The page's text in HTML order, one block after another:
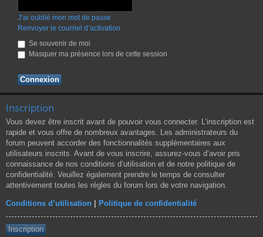
J’ai oublié mon mot de passe
Renvoyer le courriel d’activation
Se souvenir de moi
Masquer ma présence lors de cette session
Inscription
Vous devez être inscrit avant de pouvoir vous connecter. L’inscription est
rapide et vous offre de nombreux avantages. Les administrateurs du
forum peuvent accorder des fonctionnalités supplémentaires aux
utilisateurs inscrits. Avant de vous inscrire, assurez-vous d’avoir pris
connaissance de nos conditions d’utilisation et de notre politique de
confidentialité. Veuillez également prendre le temps de consulter
attentivement toutes les règles du forum lors de votre navigation.
Conditions d’utilisation Politique de confidentialité
Inscription